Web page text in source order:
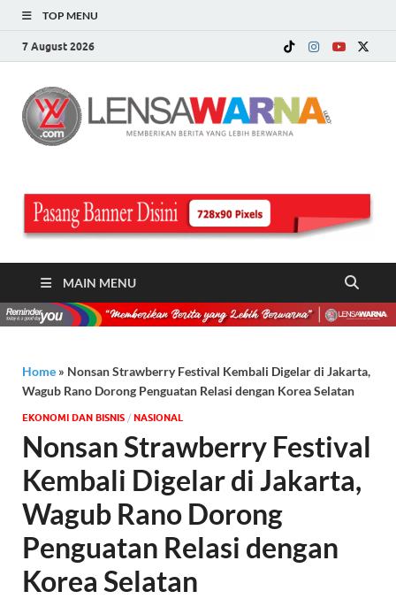
TOP MENU
7 August 2026
MAIN MENU
Home » Nonsan Strawberry Festival Kembali Digelar di Jakarta,
Wagub Rano Dorong Penguatan Relasi dengan Korea Selatan
EKONOMI DAN BISNIS / NASIONAL
Nonsan Strawberry Festival
Kembali Digelar di Jakarta,
Wagub Rano Dorong
Penguatan Relasi dengan
Korea Selatan